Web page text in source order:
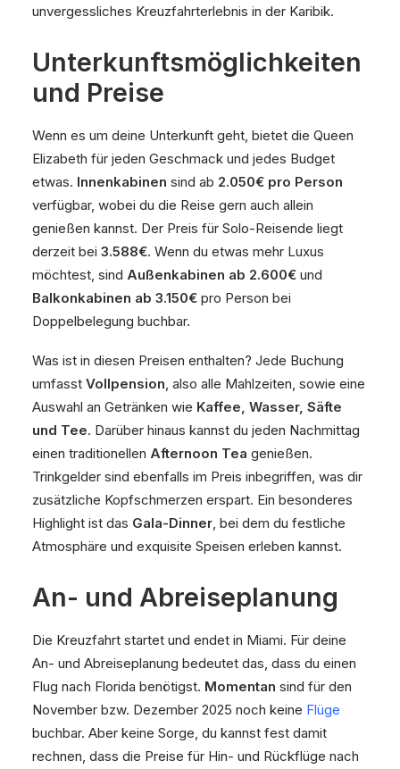
unvergessliches Kreuzfahrterlebnis in der Karibik.
Unterkunftsmöglichkeiten
und Preise
Wenn es um deine Unterkunft geht, bietet die Queen
Elizabeth für jeden Geschmack und jedes Budget
etwas. Innenkabinen sind ab 2.050€ pro Person
verfügbar, wobei du die Reise gern auch allein
genießen kannst. Der Preis für Solo-Reisende liegt
derzeit bei 3.588€. Wenn du etwas mehr Luxus
möchtest, sind Außenkabinen ab 2.600€ und
Balkonkabinen ab 3.150€ pro Person bei
Doppelbelegung buchbar.
Was ist in diesen Preisen enthalten? Jede Buchung
umfasst Vollpension, also alle Mahlzeiten, sowie eine
Auswahl an Getränken wie Kaffee, Wasser, Säfte
und Tee. Darüber hinaus kannst du jeden Nachmittag
einen traditionellen Afternoon Tea genießen.
Trinkgelder sind ebenfalls im Preis inbegriffen, was dir
zusätzliche Kopfschmerzen erspart. Ein besonderes
Highlight ist das Gala-Dinner, bei dem du festliche
Atmosphäre und exquisite Speisen erleben kannst.
An- und Abreiseplanung
Die Kreuzfahrt startet und endet in Miami. Für deine
An- und Abreiseplanung bedeutet das, dass du einen
Flug nach Florida benötigst. Momentan sind für den
November bzw. Dezember 2025 noch keine Flüge
buchbar. Aber keine Sorge, du kannst fest damit
rechnen, dass die Preise für Hin- und Rückflüge nach